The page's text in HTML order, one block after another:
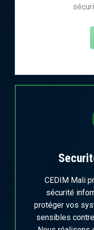
CEDIM Mali
sécurité
protéger vos
sensibles